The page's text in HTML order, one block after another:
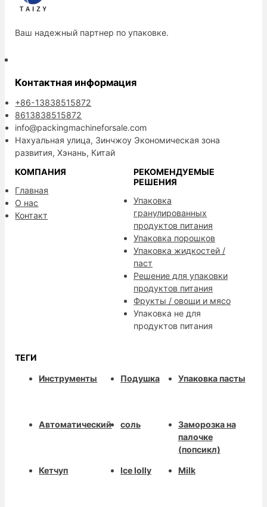
Ваш надежный партнер по упаковке.
Контактная информация
+86-13838515872
8613838515872
info@packingmachineforsale.com
Нахуальная улица, Зинчжоу Экономическая зона
развития, Хэнань, Китай
КОМПАНИЯ
Главная
О нас
Контакт
РЕКОМЕНДУЕМЫЕ
РЕШЕНИЯ
Упаковка
гранулированных
продуктов питания
Упаковка порошков
Упаковка жидкостей /
паст
Решение для упаковки
продуктов питания
Фрукты / овощи и мясо
Упаковка не для
продуктов питания
ТЕГИ
Инструменты
Автоматический
Кетчуп
Подушка
соль
Ice lolly
Упаковка пасты
Заморозка на
палочке
(попсикл)
Milk